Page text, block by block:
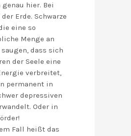
genau hier. Bei
Erde. Schwarze
eine so
Menge an
dass sich
der Seele eine
verbreitet,
permanent in
depressiven
Oder in
Fall heißt das